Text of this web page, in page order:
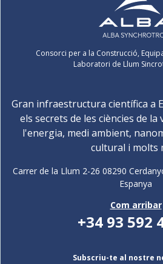
Consorci per a la Construcció,
Laboratori de Llum
Gran infraestructura científica a
els secrets de les ciències de
l'energia, medi ambient,
cultural i molts
Carrer de la Llum 2-26 08290
Espanya
Com arribar
+34 93 592
Subscriu-te al nostre